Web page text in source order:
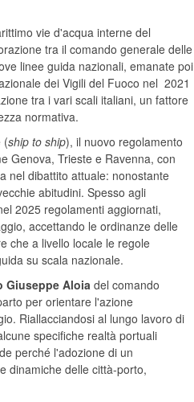
vie d'acqua interne del
tra il comando generale delle
linee guida nazionali, emanate poi
dei Vigili del Fuoco nel 2021
tra i vari scali italiani, un fattore
normativa.
(ship to ship), il nuovo regolamento
Genova, Trieste e Ravenna, con
nel dibattito attuale: nonostante
abitudini. Spesso agli
2025 regolamenti aggiornati,
accettando le ordinanze delle
che a livello locale le regole
su scala nazionale.
Giuseppe Aloia del comando
per orientare l'azione
Riallacciandosi al lungo lavoro di
specifiche realtà portuali
perché l'adozione di un
dinamiche delle città-porto,